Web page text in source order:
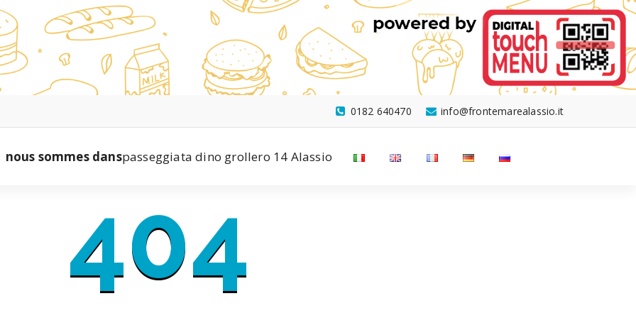
info@frontemarealassio.it
0182 640470
nous sommes danspasseggiata dino grollero 14 Alassio
404